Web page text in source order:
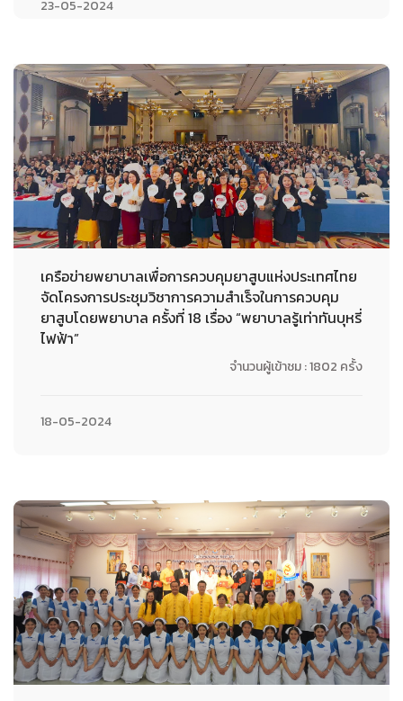
23-05-2024
เครือข่ายพยาบาลเพื่อการควบคุมยาสูบแห่งประเทศไทย
จัดโครงการประชุมวิชาการความสำเร็จในการควบคุม
ยาสูบโดยพยาบาล ครั้งที่ 18 เรื่อง “พยาบาลรู้เท่าทันบุหรี่
ไฟฟ้า”
จำนวนผู้เข้าชม : 1802 ครั้ง
18-05-2024